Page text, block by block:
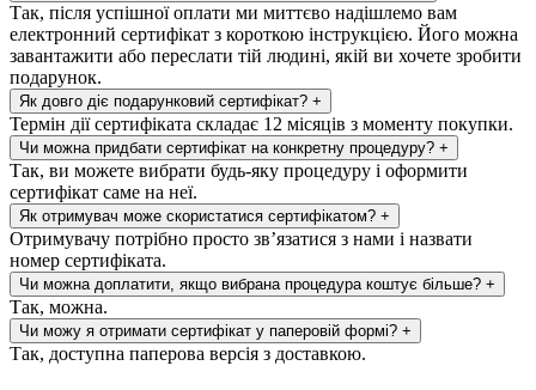
Так, після успішної оплати ми миттєво надішлемо вам
електронний сертифікат з короткою інструкцією. Його можна
завантажити або переслати тій людині, якій ви хочете зробити
подарунок.
Як довго діє подарунковий сертифікат? +
Термін дії сертифіката складає 12 місяців з моменту покупки.
Чи можна придбати сертифікат на конкретну процедуру? +
Так, ви можете вибрати будь-яку процедуру і оформити
сертифікат саме на неї.
Як отримувач може скористатися сертифікатом? +
Отримувачу потрібно просто зв’язатися з нами і назвати
номер сертифіката.
Чи можна доплатити, якщо вибрана процедура коштує більше? +
Так, можна.
Чи можу я отримати сертифікат у паперовій формі? +
Так, доступна паперова версія з доставкою.